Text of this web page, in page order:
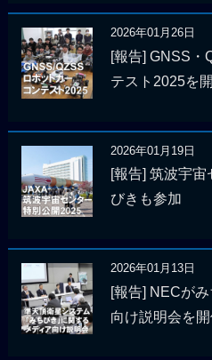
2026年01月26日
[報告] GNSS・
テスト2025を
2026年01月19日
[報告] 筑波宇
びきも参加
2026年01月13日
[報告] NECが
向け説明会を